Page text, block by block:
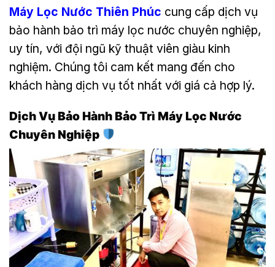
Máy Lọc Nước Thiên Phúc cung cấp dịch vụ
bảo hành bảo trì máy lọc nước chuyên nghiệp,
uy tín, với đội ngũ kỹ thuật viên giàu kinh
nghiệm. Chúng tôi cam kết mang đến cho
khách hàng dịch vụ tốt nhất với giá cả hợp lý.
Dịch Vụ Bảo Hành Bảo Trì Máy Lọc Nước
Chuyên Nghiệp